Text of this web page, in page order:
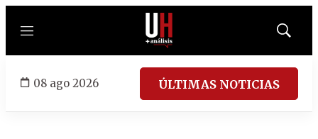
Menú
Mostrar
08 ago 2026 ÚLTIMAS NOTICIAS